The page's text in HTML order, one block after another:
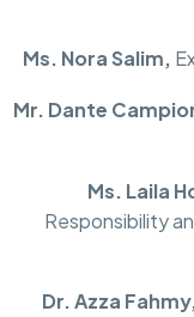
Ms. Nora Salim,
Mr. Dante
Ms. Laila
Responsibility
Dr. Azza